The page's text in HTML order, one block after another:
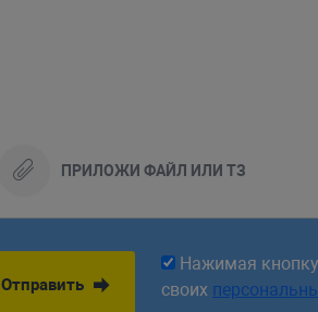
ПРИЛОЖИ ФАЙЛ ИЛИ ТЗ
Отправить
Нажимая
своих